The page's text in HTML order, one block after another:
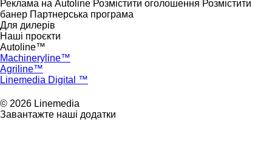
Реклама на Autoline Розмістити оголошення Розмістити
банер Партнерська програма
Для дилерів
Наші проєкти
Autoline™
Machineryline™
Agriline™
Linemedia Digital ™
© 2026 Linemedia
Завантажте наші додатки